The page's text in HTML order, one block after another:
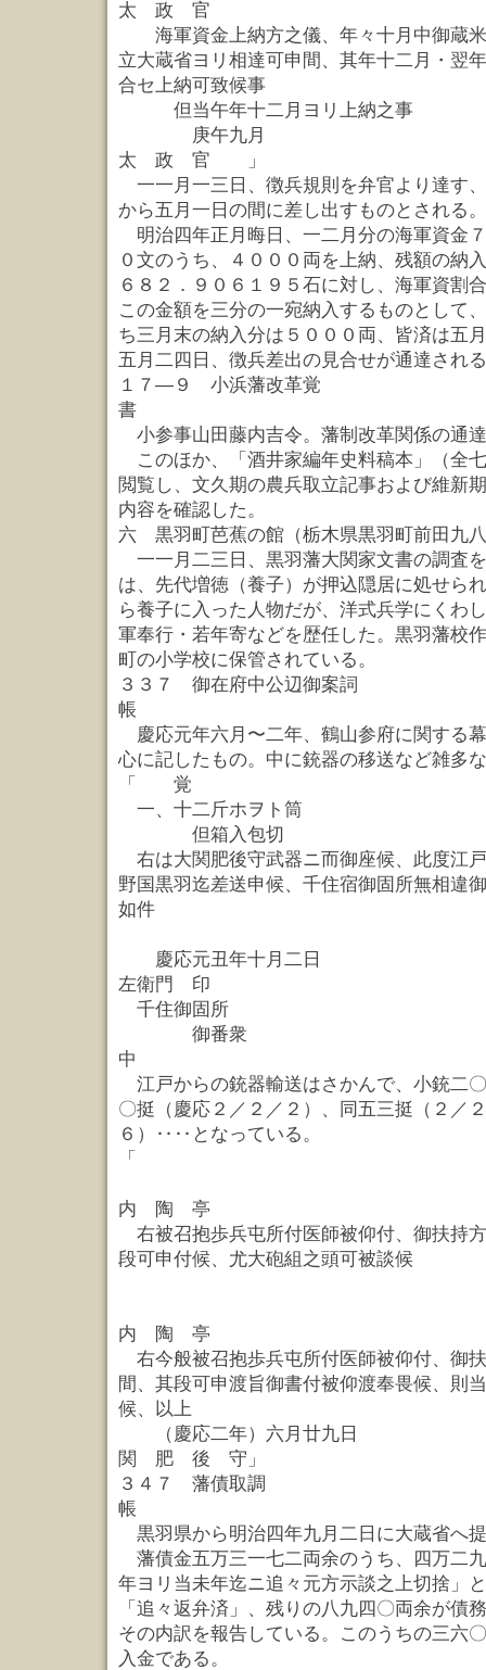
太 政 官
海軍資金上納方之儀、年々十月中御蔵米
立大蔵省ヨリ相達可申間、其年十二月・翌
合セ上納可致候事
但当午年十二月ヨリ上納之事
庚午
太 政 官 」
一一月一三日、徴兵規則を弁官より達す
から五月一日の間に差し出すものとされる。
明治四年正月晦日、一二月分の海軍資金
０文のうち、４０００両を上納、残額の納
６８２．９０６１９５石に対し、海軍資割
この金額を三分の一宛納入するものとして
ち三月末の納入分は５０００両、皆済は五
五月二四日、徴兵差出の見合せが通達され
１７—９ 小浜藩改革覚
書 一
小参事山田藤内吉令。藩制改革関係の通
このほか、「酒井家編年史料稿本」（全
閲覧し、文久期の農兵取立記事および維新
内容を確認した。
六 黒羽町芭蕉の館（栃木県黒羽町前田九
一一月二三日、黒羽藩大関家文書の調査
は、先代増徳（養子）が押込隠居に処せら
ら養子に入った人物だが、洋式兵学にくわ
軍奉行・若年寄などを歴任した。黒羽藩校
町の小学校に保管されている。
３３７ 御在府中公辺御案詞
帳 一
慶応元年六月〜二年、鶴山参府に関する
心に記したもの。中に銃器の移送など雑多
「 覚
一、十二斤ホヲト筒
但箱入包切
右は大関肥後守武器ニ而御座候、此度江
野国黒羽迄差送申候、千住宿御固所無相違
如件
慶応元丑年十月二
左衛門 印
千住御固所
御番衆
中
江戸からの銃器輸送はさかんで、小銃二
〇挺（慶応２／２／２）、同五三挺（２／
６）‥‥となっている。
「 大関肥
内 陶 亭
右被召抱歩兵屯所付医師被仰付、御扶持
段可申付候、尤大砲組之頭可被談候
内 陶 亭
右今般被召抱歩兵屯所付医師被仰付、御
間、其段可申渡旨御書付被仰渡奉畏候、則
候、以上
（慶応二年）六
関 肥 後 守」
３４７ 藩債取調
帳
黒羽県から明治四年九月二日に大蔵省へ
藩債金五万三一七二両余のうち、四万二
年ヨリ当未年迄ニ追々元方示談之上切捨」
「追々返弁済」、残りの八九四〇両余が債
その内訳を報告している。このうちの三六
入金である。